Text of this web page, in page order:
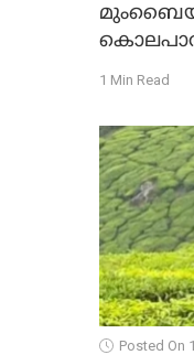
1 Min Read
Posted On